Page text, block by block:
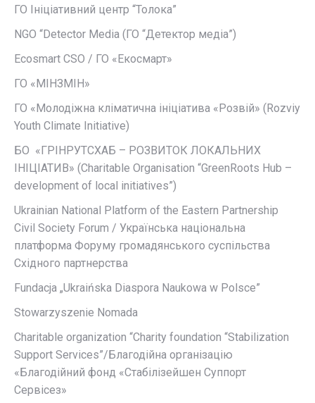
ГО Ініціативний центр “Толока”
NGO “Detector Media (ГО “Детектор медіа”)
Ecosmart CSO / ГО «Екосмарт»
ГО «МІНЗМІН»
ГО «Молодіжна кліматична ініціатива «Розвій» (Rozviy
Youth Climate Initiative)
БО «ГРІНРУТСХАБ – РОЗВИТОК ЛОКАЛЬНИХ
ІНІЦІАТИВ» (Charitable Organisation “GreenRoots Hub –
development of local initiatives”)
Ukrainian National Platform of the Eastern Partnership
Civil Society Forum / Українська національна
платформа Форуму громадянського суспільства
Східного партнерства
Fundacja „Ukraińska Diaspora Naukowa w Polsce”
Stowarzyszenie Nomada
Charitable organization “Charity foundation “Stabilization
Support Services”/Благодійна організацію
«Благодійний фонд «Стабілізейшен Суппорт
Сервісез»